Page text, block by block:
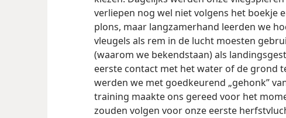
verliepen nog wel niet volgens het boekje
plons, maar langzamerhand leerden we
vleugels als rem in de lucht moesten
(waarom we bekendstaan) als
eerste contact met het water of de grond
werden we met goedkeurend „gehonk”
training maakte ons gereed voor het
zouden volgen voor onze eerste